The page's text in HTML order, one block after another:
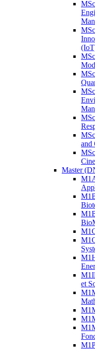
and
Master
et